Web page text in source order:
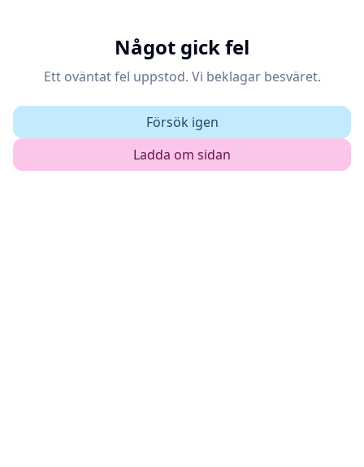
Något gick fel
Ett oväntat fel uppstod. Vi beklagar besväret.
Försök igen
Ladda om sidan